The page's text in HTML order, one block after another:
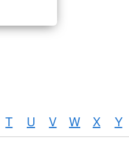
T U V W X Y